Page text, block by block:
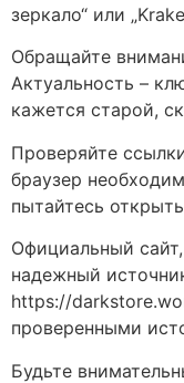
зеркало“ или
Обращайте
Актуальность –
кажется старой,
Проверяйте
браузер
пытайтесь
Официальный
надежный
https://
проверенными
Будьте